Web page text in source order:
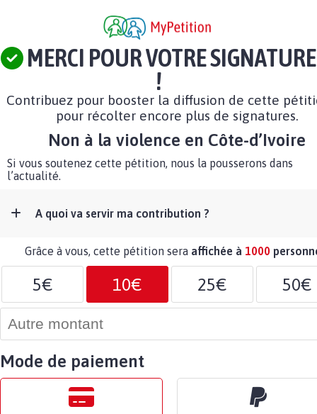
MERCI POUR VOTRE SIGNATURE
!
Contribuez pour booster la diffusion de cette
pour récolter encore plus de signatures.
Non à la violence en Côte-d’Ivoire
Si vous soutenez cette pétition, nous la pousserons dans
l’actualité.
A quoi va servir ma contribution ?
Grâce à vous, cette pétition sera affichée à 1000
5€ 10€ 25€ 50€
Mode de paiement